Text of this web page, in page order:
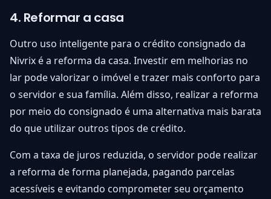
4. Reformar a casa
Outro uso inteligente para o crédito consignado da
Nivrix é a reforma da casa. Investir em melhorias no
lar pode valorizar o imóvel e trazer mais conforto para
o servidor e sua família. Além disso, realizar a reforma
por meio do consignado é uma alternativa mais barata
do que utilizar outros tipos de crédito.
Com a taxa de juros reduzida, o servidor pode realizar
a reforma de forma planejada, pagando parcelas
acessíveis e evitando comprometer seu orçamento